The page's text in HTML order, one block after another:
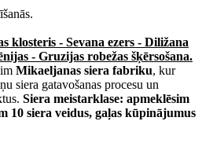
klosteris - Sevana ezers - Diližana
- Gruzijas robežas šķērsošana.
Mikaeljanas siera fabriku, kur
siera gatavošanas procesu un
Siera meistarklase: apmeklēsim
10 siera veidus, gaļas kūpinājumus